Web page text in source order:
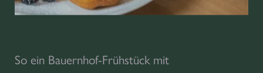
So ein Bauernhof-Frühstück mit